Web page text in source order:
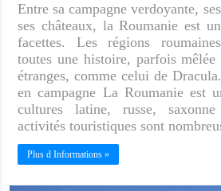
Entre sa campagne verdoyante,
ses châteaux, la Roumanie est
facettes. Les régions
toutes une histoire, parfois
étranges, comme celui de
en campagne La Roumanie est
cultures latine, russe,
activités touristiques sont
Plus d Informations »